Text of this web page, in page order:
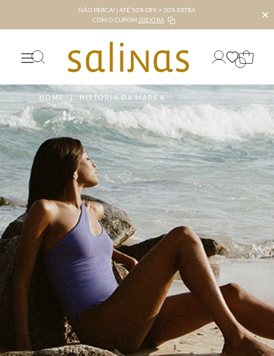
NÃO PERCA! | ATÉ 50% OFF + 20% EXTRA
COM O CUPOM 20EXTRA ✕
HOME | HISTÓRIA DA MARCA